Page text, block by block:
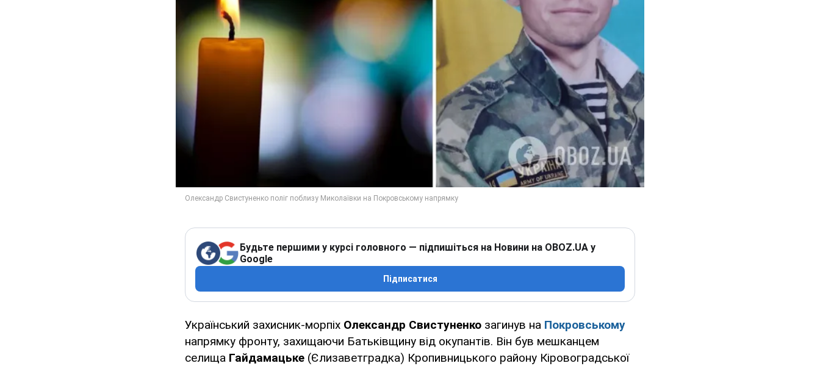
Будьте першими у курсі головного — підпишіться на Новини на OBOZ.UA у
Google
Підписатися
Український захисник-морпіх Олександр Свистуненко загинув на Покровському
напрямку фронту, захищаючи Батьківщину від окупантів. Він був мешканцем
селища Гайдамацьке (Єлизаветградка) Кропивницького району Кіровоградської